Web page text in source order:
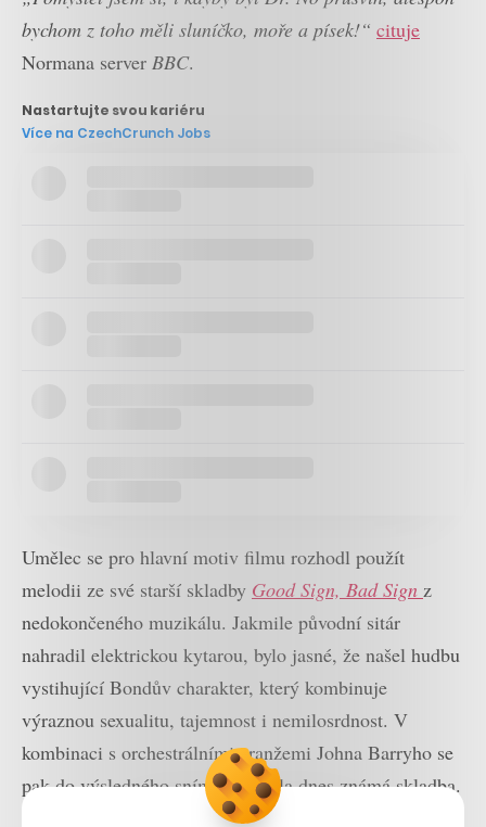
bychom z toho měli sluníčko, moře a písek!“ cituje
Normana server BBC.
Nastartujte svou kariéru
Více na CzechCrunch Jobs
Umělec se pro hlavní motiv filmu rozhodl použít
melodii ze své starší skladby Good Sign, Bad Sign z
nedokončeného muzikálu. Jakmile původní sitár
nahradil elektrickou kytarou, bylo jasné, že našel hudbu
vystihující Bondův charakter, který kombinuje
výraznou sexualitu, tajemnost i nemilosrdnost. V
kombinaci s orchestrálními aranžemi Johna Barryho se
pak do výsledného snímku dostala dnes známá skladba.